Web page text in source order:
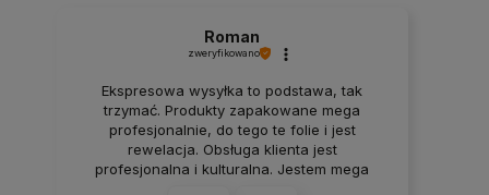
Roman
zweryfikowano
Ekspresowa wysyłka to podstawa, tak
trzymać. Produkty zapakowane mega
profesjonalnie, do tego te folie i jest
rewelacja. Obsługa klienta jest
profesjonalna i kulturalna. Jestem mega